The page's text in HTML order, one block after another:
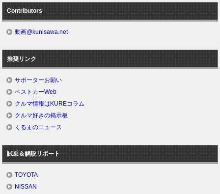
Contributors
動画@kunisawa.net
推奨リンク
サポーターお願い
ベストカーWeb
クルマ情報はKUREコラム
クルマ好きの掲示板
くるまのニュース
試乗＆解説リポート
TOYOTA
NISSAN